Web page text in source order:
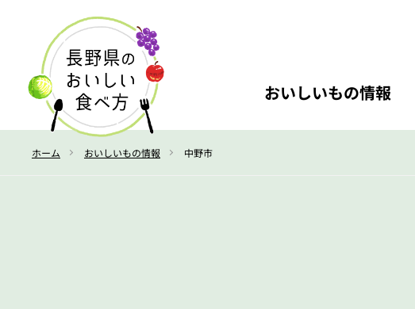
おいしいもの情報
ホーム おいしいもの情報 中野市